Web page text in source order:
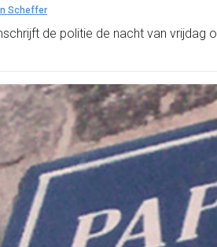
Scheffer
de politie de nacht van